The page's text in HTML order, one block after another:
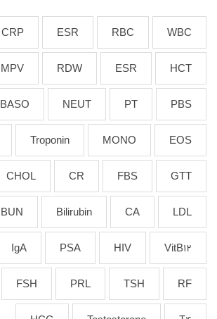
WBC
RBC
ESR
CRP
HCT
ESR
RDW
MPV
PBS
PT
NEUT
BASO
EOS
MONO
Troponin
GTT
FBS
CR
CHOL
LDL
CA
Bilirubin
BUN
VitB12
HIV
PSA
IgA
RF
TSH
PRL
FSH